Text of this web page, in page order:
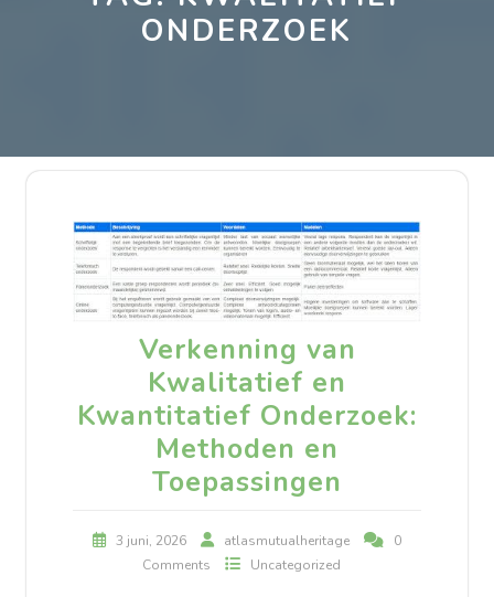
ONDERZOEK
Verkenning van
Kwalitatief en
Kwantitatief Onderzoek:
Methoden en
Toepassingen
3 juni, 2026 atlasmutualheritage
0
Comments
Uncategorized